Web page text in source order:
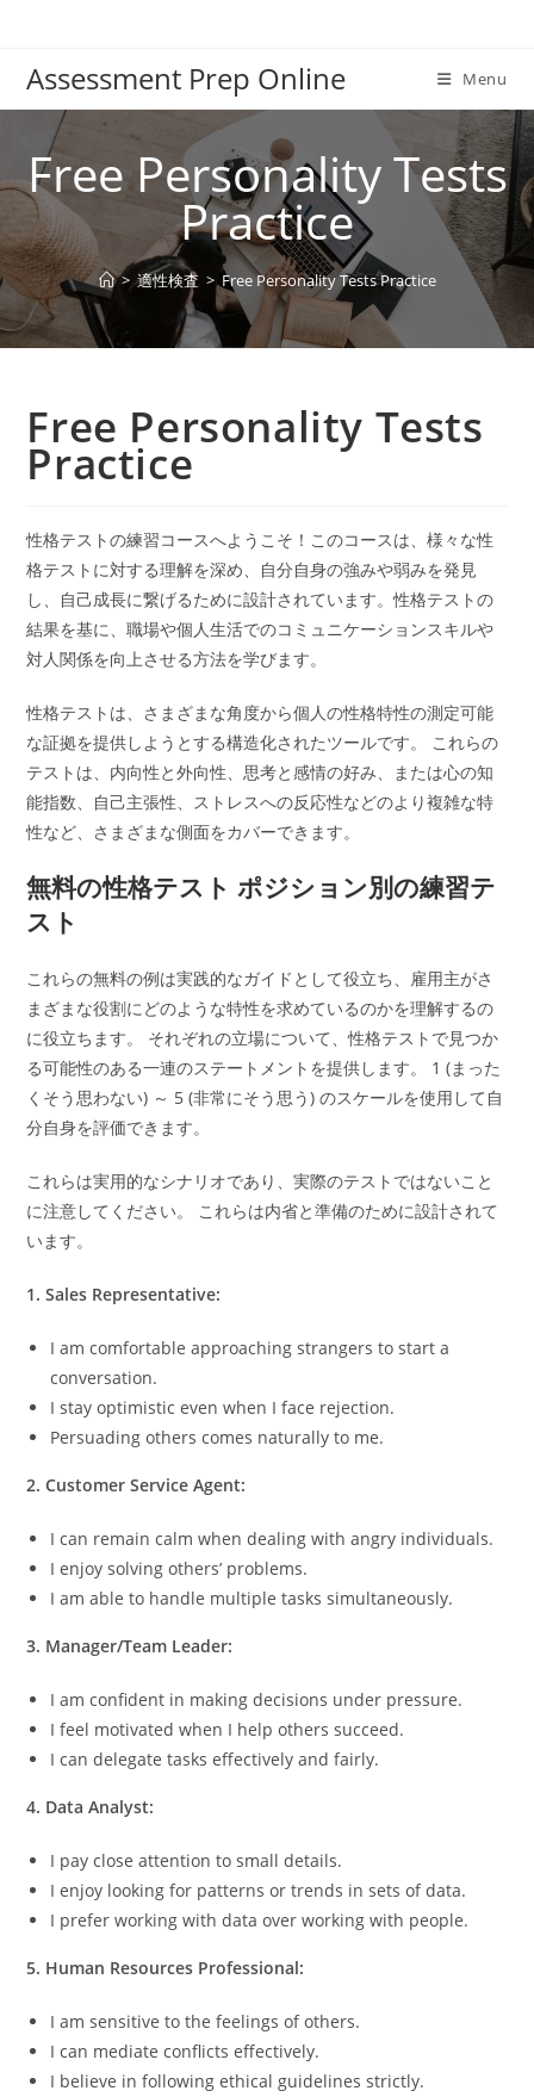
content
Assessment Prep Online Menu
Free Personality Tests
Practice
> 適性検査 > Free Personality Tests Practice
Free Personality Tests
Practice
性格テストの練習コースへようこそ！このコースは、様々な性
格テストに対する理解を深め、自分自身の強みや弱みを発見
し、自己成長に繋げるために設計されています。性格テストの
結果を基に、職場や個人生活でのコミュニケーションスキルや
対人関係を向上させる方法を学びます。
性格テストは、さまざまな角度から個人の性格特性の測定可能
な証拠を提供しようとする構造化されたツールです。 これらの
テストは、内向性と外向性、思考と感情の好み、または心の知
能指数、自己主張性、ストレスへの反応性などのより複雑な特
性など、さまざまな側面をカバーできます。
無料の性格テスト ポジション別の練習テ
スト
これらの無料の例は実践的なガイドとして役立ち、雇用主がさ
まざまな役割にどのような特性を求めているのかを理解するの
に役立ちます。 それぞれの立場について、性格テストで見つか
る可能性のある一連のステートメントを提供します。 1 (まった
くそう思わない) ～ 5 (非常にそう思う) のスケールを使用して自
分自身を評価できます。
これらは実用的なシナリオであり、実際のテストではないこと
に注意してください。 これらは内省と準備のために設計されて
います。
1. Sales Representative:
I am comfortable approaching strangers to start a
conversation.
I stay optimistic even when I face rejection.
Persuading others comes naturally to me.
2. Customer Service Agent:
I can remain calm when dealing with angry individuals.
I enjoy solving others’ problems.
I am able to handle multiple tasks simultaneously.
3. Manager/Team Leader:
I am confident in making decisions under pressure.
I feel motivated when I help others succeed.
I can delegate tasks effectively and fairly.
4. Data Analyst:
I pay close attention to small details.
I enjoy looking for patterns or trends in sets of data.
I prefer working with data over working with people.
5. Human Resources Professional:
I am sensitive to the feelings of others.
I can mediate conflicts effectively.
I believe in following ethical guidelines strictly.